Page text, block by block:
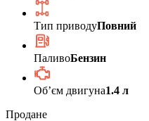
Тип приводуПовний
ПаливоБензин
Обʼєм двигуна1.4 л
Продане